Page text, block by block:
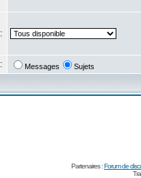
Messages Sujets
Partenaires :Forum de